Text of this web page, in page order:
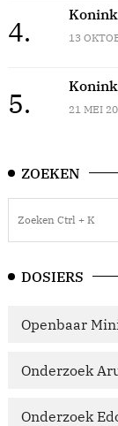
4. 13
5. 21 MEI
ZOEKEN
DOSIERS
Openbaar
Onderzoek
Onderzoek